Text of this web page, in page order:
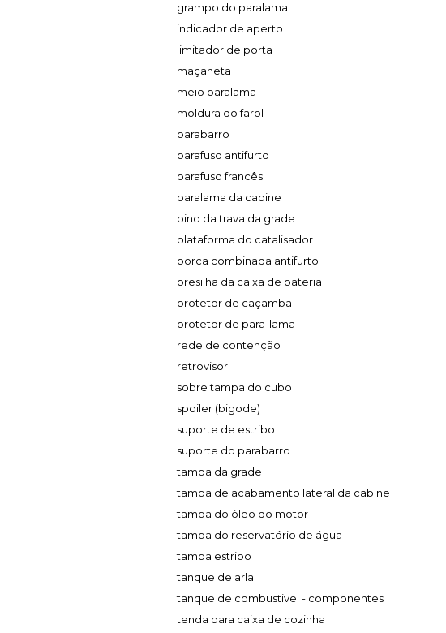
grampo do paralama
indicador de aperto
limitador de porta
maçaneta
meio paralama
moldura do farol
parabarro
parafuso antifurto
parafuso francês
paralama da cabine
pino da trava da grade
plataforma do catalisador
porca combinada antifurto
presilha da caixa de bateria
protetor de caçamba
protetor de para-lama
rede de contenção
retrovisor
sobre tampa do cubo
spoiler (bigode)
suporte de estribo
suporte do parabarro
tampa da grade
tampa de acabamento lateral da cabine
tampa do óleo do motor
tampa do reservatório de água
tampa estribo
tanque de arla
tanque de combustivel - componentes
tenda para caixa de cozinha